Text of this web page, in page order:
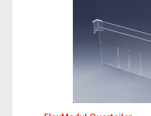
(RAL 9006)- 1 Frontgriff mit
Auslösehebel für stufenlose
700-1000 mm- 1 Druckerplatte
mm (BxT), Tragkraft: 25 kg- 1
fach), hinten am Trägerprofil- 1
Schiebegriff- Fahrgestell mit 4
hinten, Ø 75 mm vorne, 2
Wandabweiser- die Lifteinheit ist
belastbar- Maße (BxTxH): 545 x